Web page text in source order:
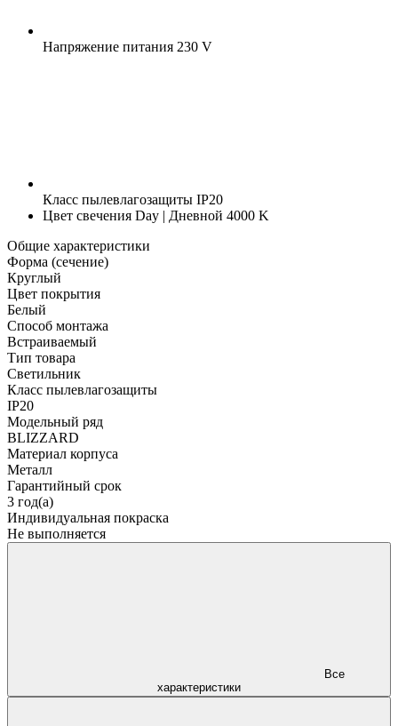
Напряжение питания 230 V
Класс пылевлагозащиты IP20
Цвет свечения Day | Дневной 4000 K
Общие характеристики
Форма (сечение)
Круглый
Цвет покрытия
Белый
Способ монтажа
Встраиваемый
Тип товара
Светильник
Класс пылевлагозащиты
IP20
Модельный ряд
BLIZZARD
Материал корпуса
Металл
Гарантийный срок
3 год(а)
Индивидуальная покраска
Не выполняется
характеристики